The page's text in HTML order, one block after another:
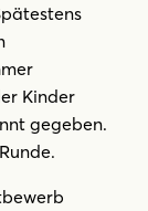
Kinder
gegeben.